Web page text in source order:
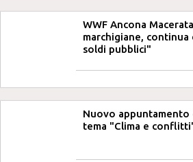
WWF Ancona
marchigiane,
soldi pubblici"
Nuovo
tema "Clima e